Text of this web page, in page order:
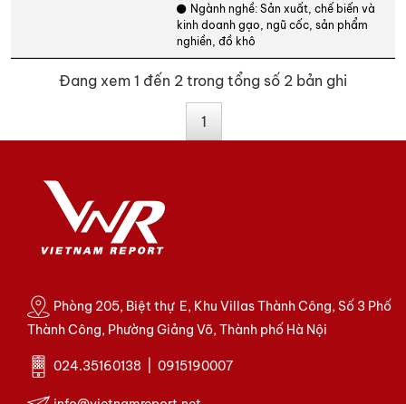
Ngành nghề: Sản xuất, chế biến và
kinh doanh gạo, ngũ cốc, sản phẩm
nghiền, đồ khô
Đang xem 1 đến 2 trong tổng số 2 bản ghi
1
Phòng 205, Biệt thự E, Khu Villas Thành Công, Số 3 Phố
Thành Công, Phường Giảng Võ, Thành phố Hà Nội
024.35160138 | 0915190007